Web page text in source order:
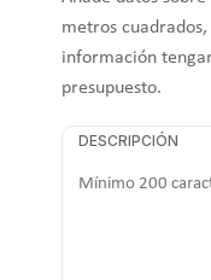
metros
información
presupuesto.
DESCRIPCIÓN